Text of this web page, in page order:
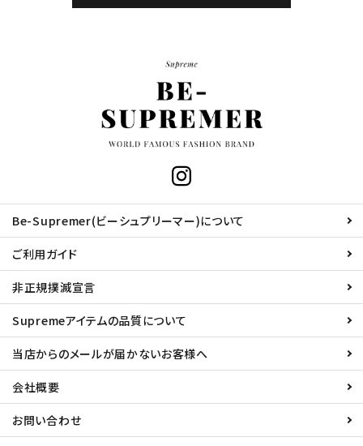
Be-Supremer(ビーシュプリーマー)について
ご利用ガイド
非正規撲滅宣言
Supremeアイテムの品質について
当店からのメールが届かないお客様へ
会社概要
お問い合わせ